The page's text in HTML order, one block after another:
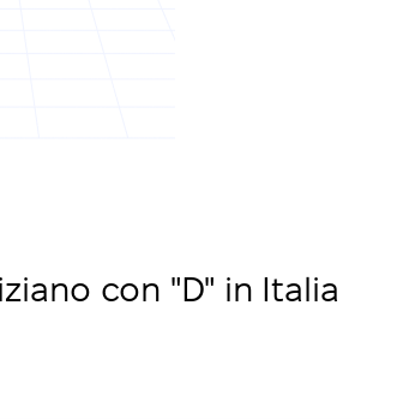
con "D" in Italia